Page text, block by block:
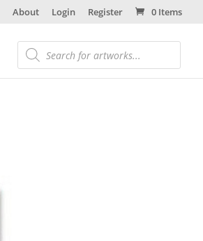
About Login Register 0 Items